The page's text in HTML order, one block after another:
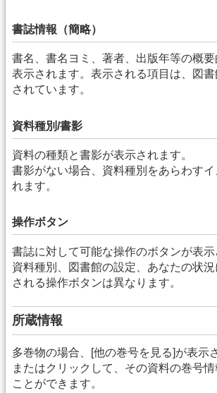
書誌情報（簡略）
書名、書名ヨミ、著者、出版年等の概
表示されます。表示される項目は、図
されています。
資料種別/書影
資料の種類と書影が表示されます。
書影がない場合、資料種別をあらわす
れます。
操作ボタン
書誌に対して可能な操作のボタンが表示
資料種別、図書館の設定、あなたの状
される操作ボタンは異なります。
所蔵情報
多巻物の場合、[他の巻号を見る]が表示
またはクリックして、その資料の巻号
ことができます。